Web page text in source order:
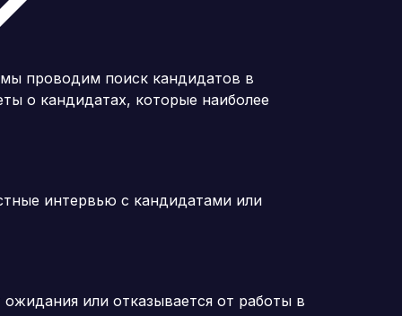
проводим поиск кандидатов в
о кандидатах, которые наиболее
интервью с кандидатами или
или отказывается от работы в